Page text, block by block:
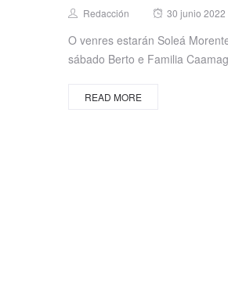
Author
Redacción
Posted
30 junio 2022
O venres estarán Soleá
sábado Berto e Familia
READ MORE